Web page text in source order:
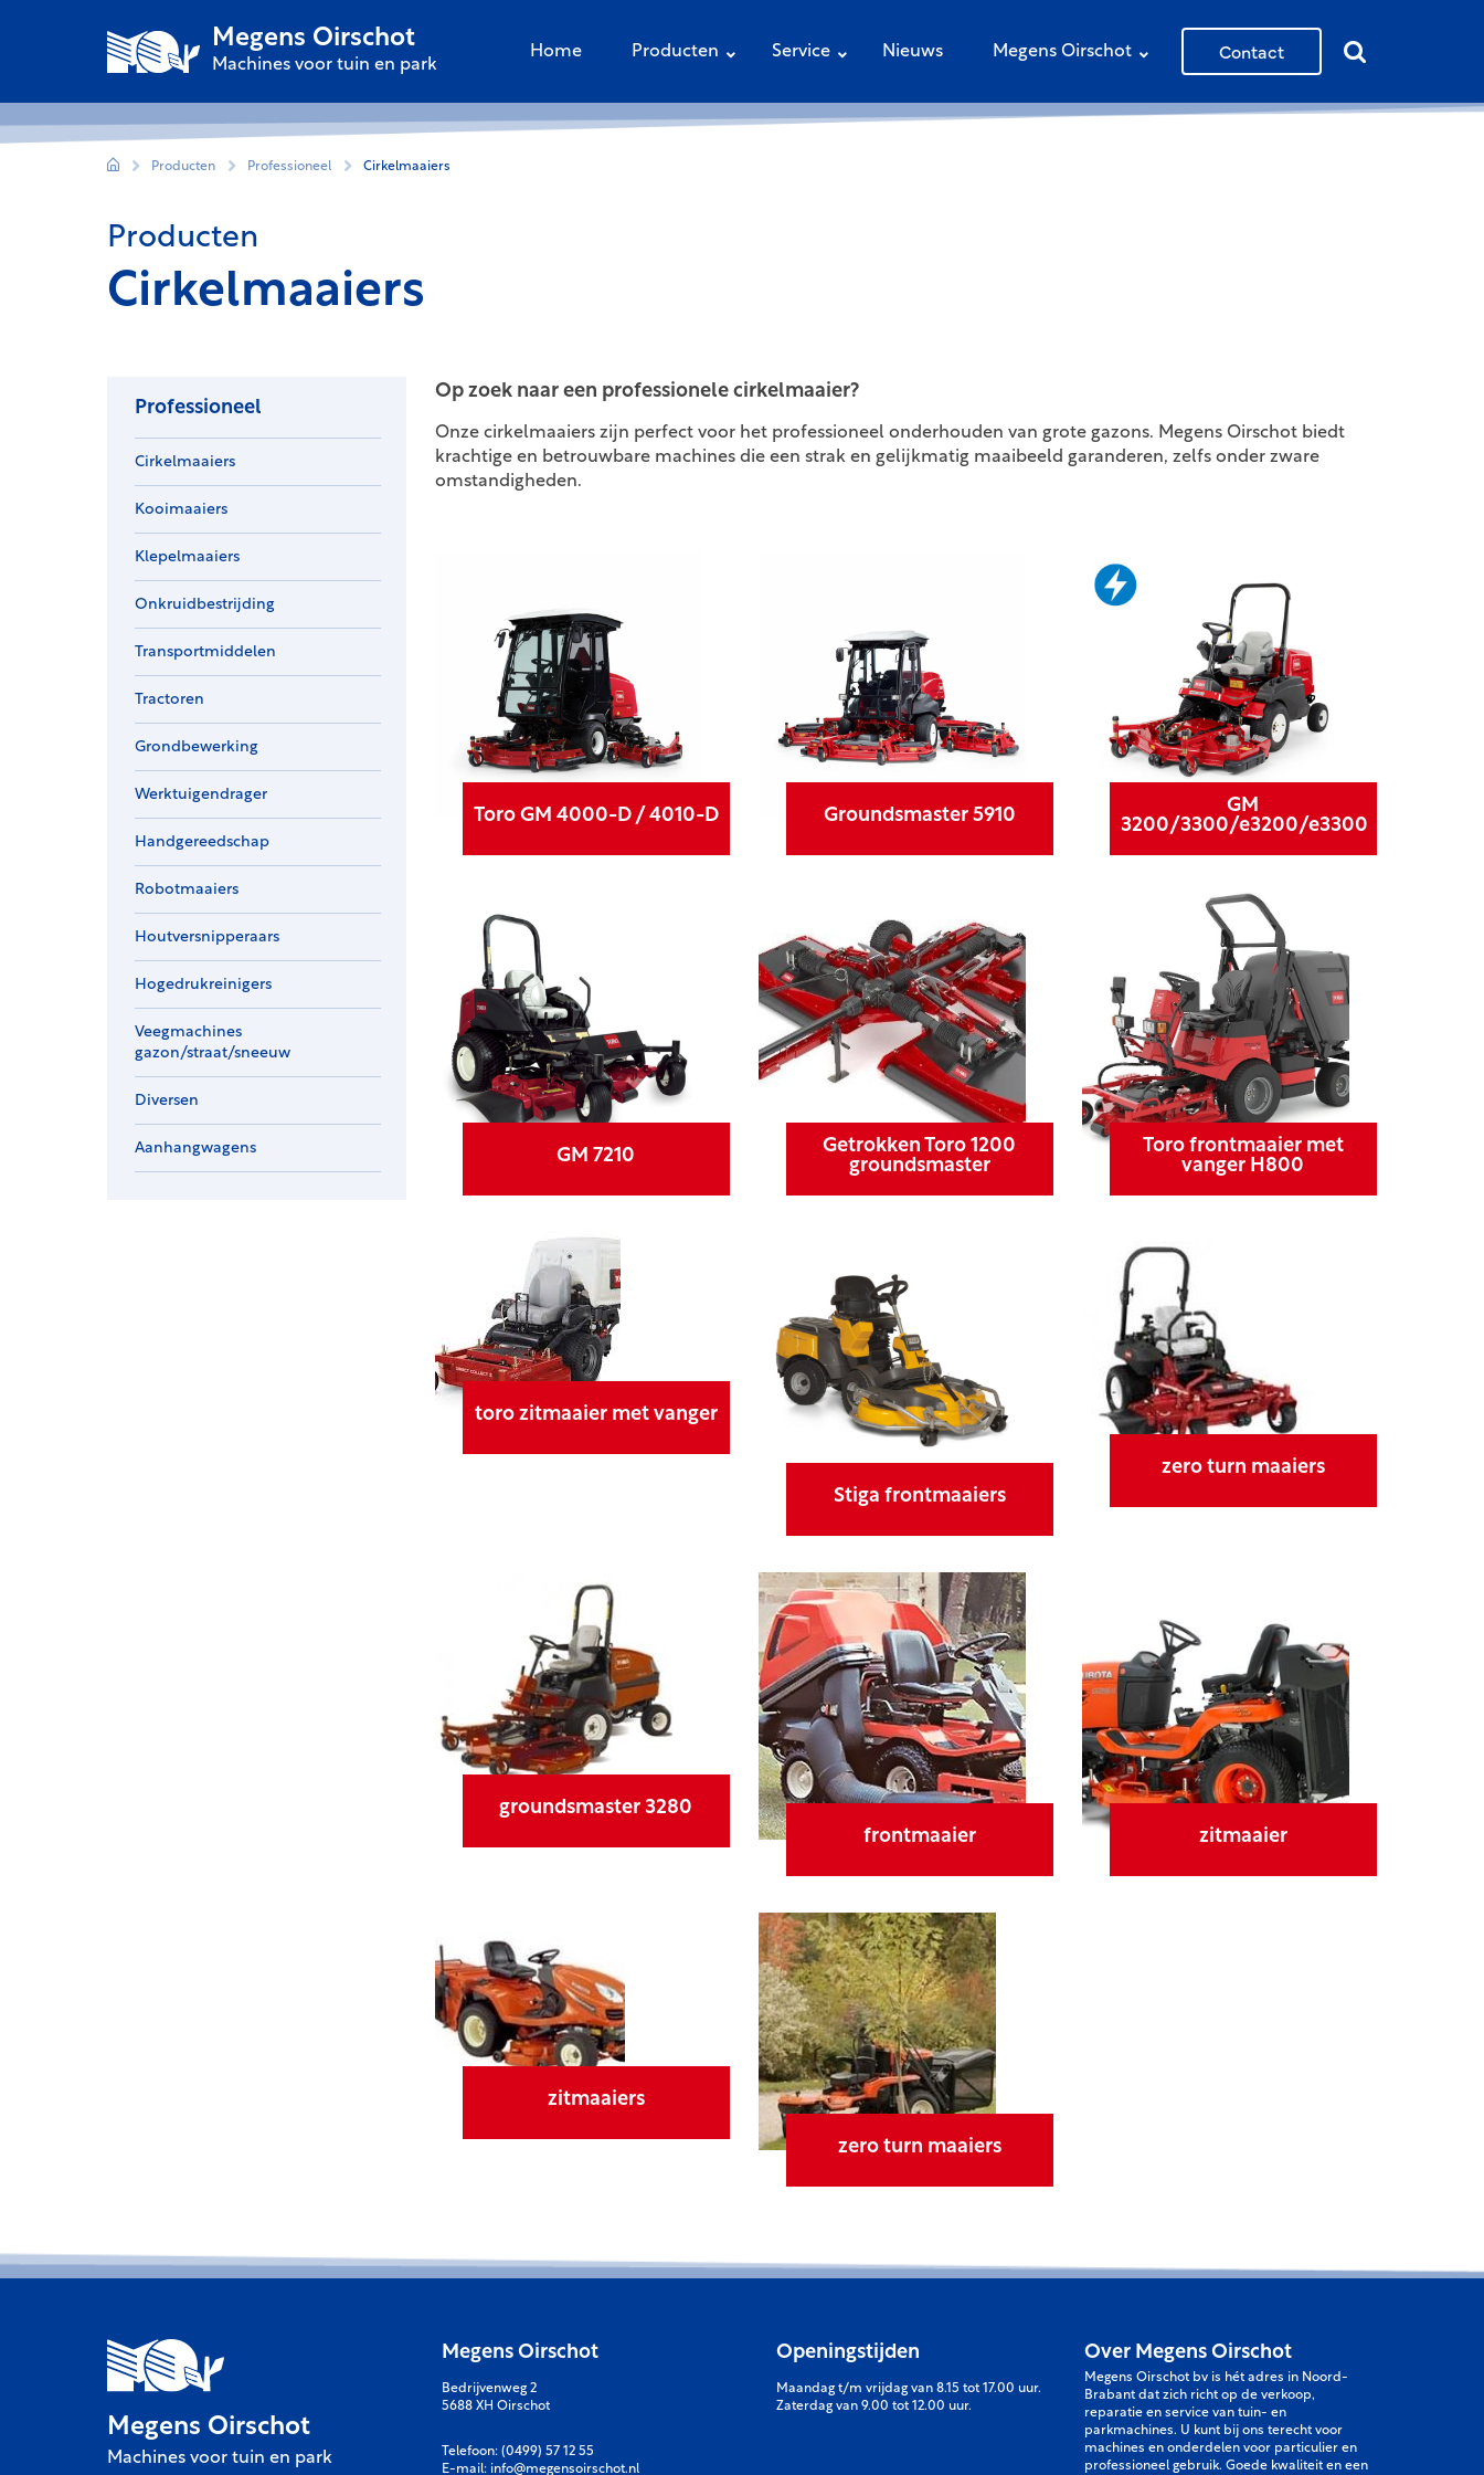
Megens Oirschot
Machines voor tuin en park
Home Producten Service Nieuws Megens Oirschot Contact
Producten Professioneel Cirkelmaaiers
Producten
Cirkelmaaiers
Professioneel
Cirkelmaaiers
Kooimaaiers
Klepelmaaiers
Onkruidbestrijding
Transportmiddelen
Tractoren
Grondbewerking
Werktuigendrager
Handgereedschap
Robotmaaiers
Houtversnipperaars
Hogedrukreinigers
Veegmachines
gazon/straat/sneeuw
Diversen
Aanhangwagens
Op zoek naar een professionele cirkelmaaier?
Onze cirkelmaaiers zijn perfect voor het professioneel onderhouden van grote gazons. Megens Oirschot biedt
krachtige en betrouwbare machines die een strak en gelijkmatig maaibeeld garanderen, zelfs onder zware
omstandigheden.
Toro GM 4000-D / 4010-D Groundsmaster 5910
GM
3200/3300/e3200/e3300
GM 7210
Getrokken Toro 1200
groundsmaster
Toro frontmaaier met
vanger H800
toro zitmaaier met vanger
Stiga frontmaaiers
zero turn maaiers
groundsmaster 3280
frontmaaier
zitmaaier
zitmaaiers
zero turn maaiers
Megens Oirschot
Machines voor tuin en park
Megens Oirschot
Bedrijvenweg 2
5688 XH Oirschot
Telefoon: (0499) 57 12 55
E-mail: info@megensoirschot.nl
Openingstijden
Maandag t/m vrijdag van 8.15 tot 17.00 uur.
Zaterdag van 9.00 tot 12.00 uur.
Over Megens Oirschot
Megens Oirschot bv is hét adres in Noord-
Brabant dat zich richt op de verkoop,
reparatie en service van tuin- en
parkmachines. U kunt bij ons terecht voor
machines en onderdelen voor particulier en
professioneel gebruik. Goede kwaliteit en een